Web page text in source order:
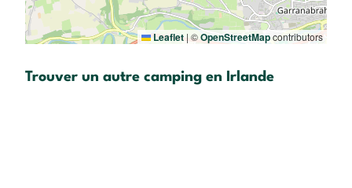
Leaflet | ©OpenStreetMapcontributors
Trouver un autre camping en Irlande